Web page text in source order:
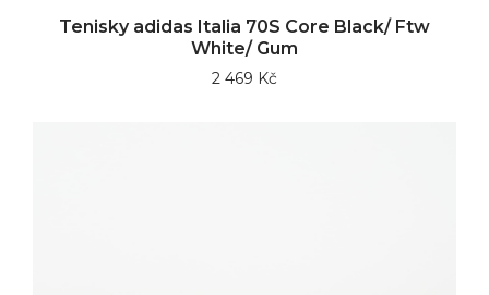
Tenisky adidas Italia 70S Core Black/ Ftw
White/ Gum
2 469 Kč